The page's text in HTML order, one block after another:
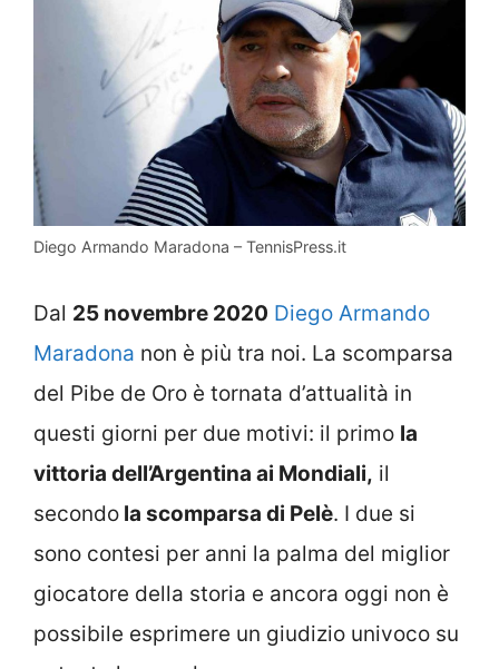
Diego Armando Maradona – TennisPress.it
Dal 25 novembre 2020 Diego Armando
Maradona non è più tra noi. La scomparsa
del Pibe de Oro è tornata d’attualità in
questi giorni per due motivi: il primo la
vittoria dell’Argentina ai Mondiali, il
secondo la scomparsa di Pelè. I due si
sono contesi per anni la palma del miglior
giocatore della storia e ancora oggi non è
possibile esprimere un giudizio univoco su